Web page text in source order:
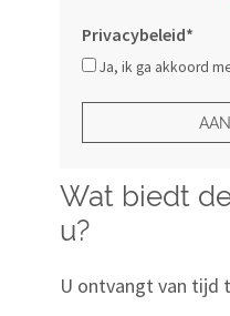
Privacybeleid*
Ja, ik ga akkoord
Wat biedt
u?
U ontvangt van